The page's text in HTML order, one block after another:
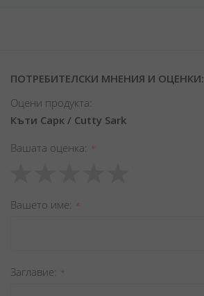
ПОТРЕБИТЕЛСКИ МНЕНИЯ И ОЦЕНКИ:
Оцени продукта:
Къти Сарк / Cutty Sark
Вашата оценка
star
stars
stars
stars
stars
Вашето име
Заглавиe